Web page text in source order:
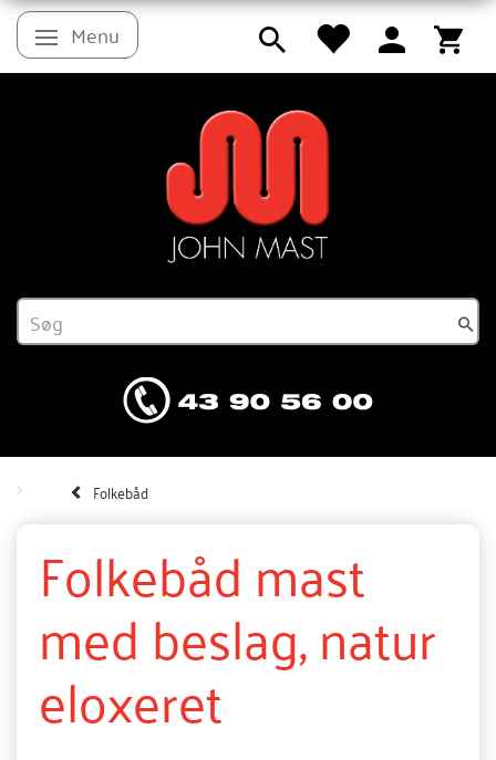
Skifte navigation
Menu
Folkebåd
Folkebåd mast
med beslag, natur
eloxeret